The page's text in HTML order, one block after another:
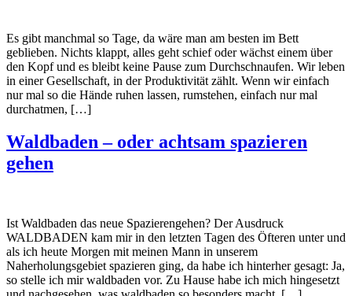
Es gibt manchmal so Tage, da wäre man am besten im Bett
geblieben. Nichts klappt, alles geht schief oder wächst einem über
den Kopf und es bleibt keine Pause zum Durchschnaufen. Wir leben
in einer Gesellschaft, in der Produktivität zählt. Wenn wir einfach
nur mal so die Hände ruhen lassen, rumstehen, einfach nur mal
durchatmen, […]
Waldbaden – oder achtsam spazieren
gehen
Ist Waldbaden das neue Spazierengehen? Der Ausdruck
WALDBADEN kam mir in den letzten Tagen des Öfteren unter und
als ich heute Morgen mit meinen Mann in unserem
Naherholungsgebiet spazieren ging, da habe ich hinterher gesagt: Ja,
so stelle ich mir waldbaden vor. Zu Hause habe ich mich hingesetzt